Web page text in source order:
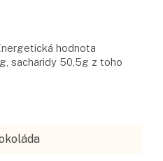
hodnota
sacharidy 50,5g z toho